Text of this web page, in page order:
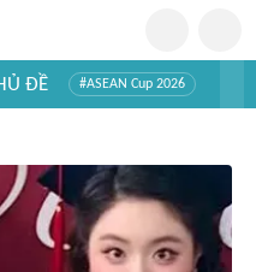
ĐỀ #ASEAN Cup 2026